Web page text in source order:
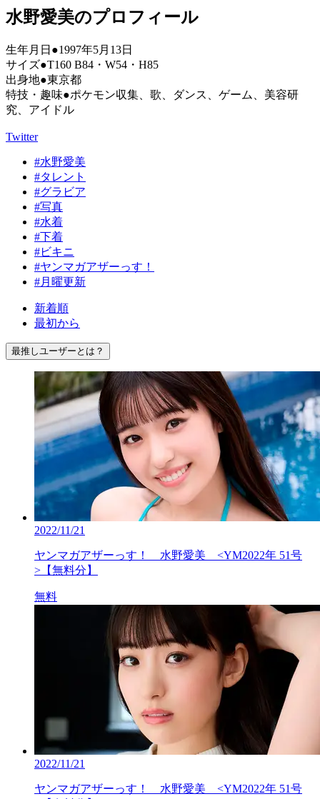
水野愛美のプロフィール
生年月日●1997年5月13日
サイズ●T160 B84・W54・H85
出身地●東京都
特技・趣味●ポケモン収集、歌、ダンス、ゲーム、美容研
究、アイドル
Twitter
#水野愛美
#タレント
#グラビア
#写真
#水着
#下着
#ビキニ
#ヤンマガアザーっす！
#月曜更新
新着順
最初から
最推しユーザーとは？
2022/11/21
ヤンマガアザーっす！ 水野愛美 <YM2022年 51号
>【無料分】
無料
2022/11/21
ヤンマガアザーっす！ 水野愛美 <YM2022年 51号